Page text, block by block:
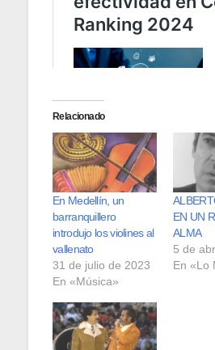
Relacionado
En Medellín, un
barranquillero
introdujo los violines al
vallenato
31 de julio de 2023
En «Música»
EN UN
ALMA
5 de
En «Lo